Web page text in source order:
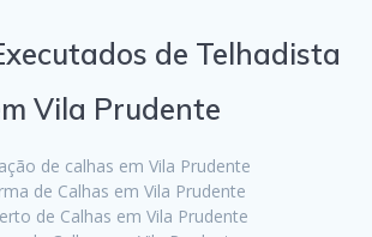
de Telhadista
Vila Prudente
de calhas em Vila Prudente
de Calhas em Vila Prudente
de Calhas em Vila Prudente